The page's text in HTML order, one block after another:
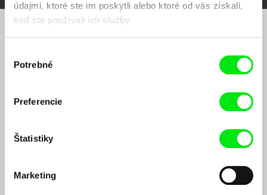
údajmi, ktoré ste im poskytli alebo ktoré od vás získali,
keď ste používali ich služby.
súhlasu
Potrebné
Preferencie
Štatistiky
Marketing
Chcete byť pravidelne informovaní o našom
Odoslaním registrácie k Newsletteru súhlasím so zasielaním obchodných oznámení
elektronickými prostriedkami a súvisiacim spracovaním osobných údajov na účely